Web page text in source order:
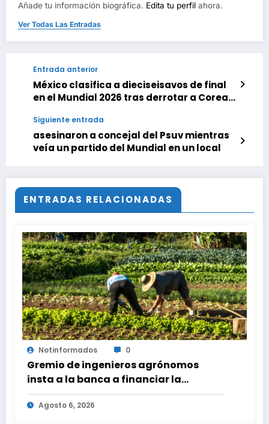
Añade tu información biográfica. Edita tu perfil ahora.
Ver Todas Las Entradas
Entrada anterior
México clasifica a dieciseisavos de final
en el Mundial 2026 tras derrotar a Corea
Siguiente entrada
asesinaron a concejal del Psuv mientras
veía un partido del Mundial en un local
ENTRADAS RELACIONADAS
Notinformados 0
Gremio de ingenieros agrónomos
insta a la banca a financiar la
agricultura familiar
Agosto 6, 2026